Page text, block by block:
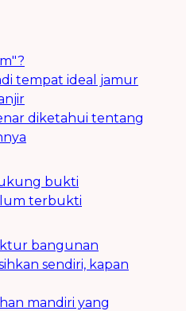
tempat ideal jamur
diketahui tentang
bukti
terbukti
bangunan
sendiri, kapan
mandiri yang